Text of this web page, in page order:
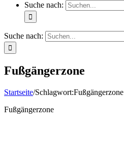
Suche nach:
Suche nach:
Fußgängerzone
Startseite/Schlagwort:Fußgängerzone
Fußgängerzone